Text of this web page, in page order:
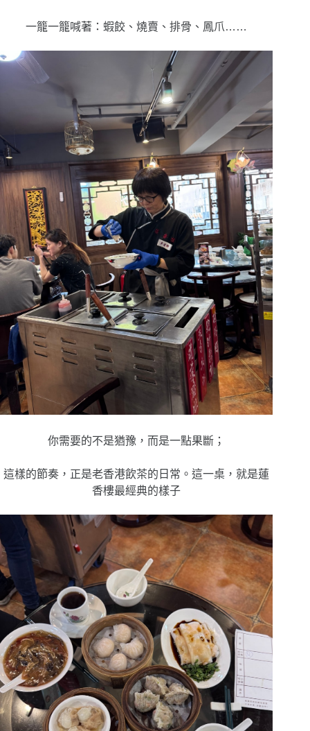
一籠一籠喊著： 蝦餃、燒賣、排骨、鳳爪……
你需要的不是猶豫， 而是一點果斷；
這樣的節奏， 正是老香港飲茶的日常。這一桌，就是蓮
香樓最經典的樣子